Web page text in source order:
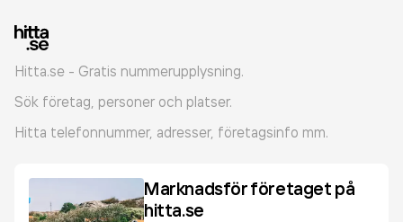
Hitta.se - Gratis nummerupplysning.
Sök företag, personer och platser.
Hitta telefonnummer, adresser, företagsinfo mm.
Marknadsför företaget på
hitta.se